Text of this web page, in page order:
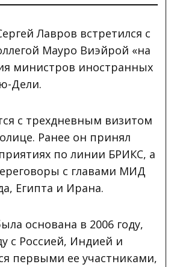
Лавров встретился с
Мауро Виэйрой «на
министров иностранных
Дели.
с трехдневным визитом
. Ранее он принял
по линии БРИКС, а
с главами МИД
Египта и Ирана.
основана в 2006 году,
с Россией, Индией и
первыми ее участниками,